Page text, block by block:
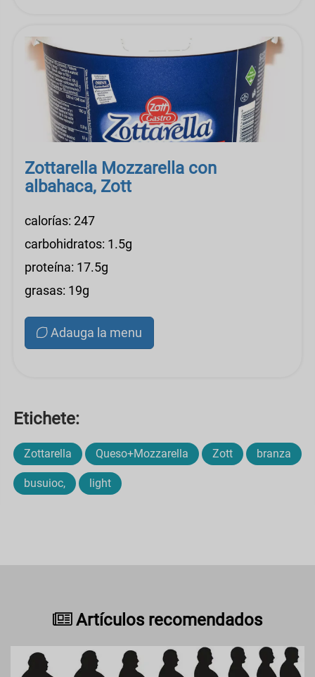
Zottarella Mozzarella con
albahaca, Zott
calorías: 247
carbohidratos: 1.5g
proteína: 17.5g
grasas: 19g
Adauga la menu
Etichete:
Zottarella Queso+Mozzarella Zott branza
busuioc, light
Artículos recomendados